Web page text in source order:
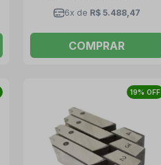
6x de R$ 5.488,47
COMPRAR
19% OFF